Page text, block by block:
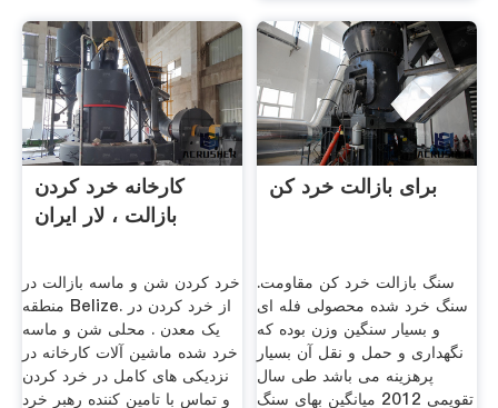
کارخانه خرد کردن
بازالت ، لار ایران
خرد کردن شن و ماسه بازالت در
منطقه Belize. از خرد کردن در
یک معدن . محلی شن و ماسه
خرد شده ماشین آلات کارخانه در
نزدیکی های کامل در خرد کردن
و تماس با تامین کننده رهبر خرد
برای بازالت خرد کن
سنگ بازالت خرد کن مقاومت.
سنگ خرد شده محصولی فله ای
و بسیار سنگین وزن بوده که
نگهداری و حمل و نقل آن بسیار
پرهزینه می باشد طی سال
تقویمی 2012 میانگین بهای سنگ